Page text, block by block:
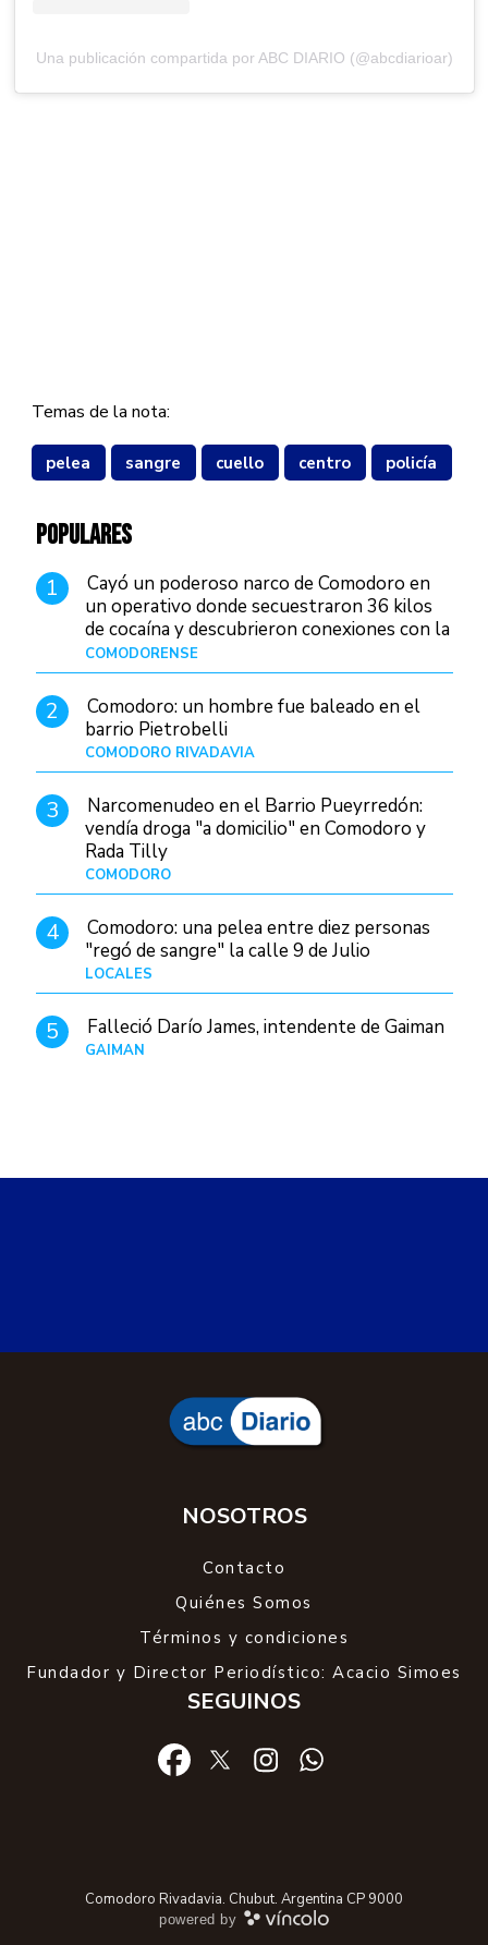
Una publicación compartida por ABC DIARIO (@abcdiarioar)
Temas de la nota:
pelea sangre cuello centro policía
POPULARES
1
Cayó un poderoso narco de Comodoro en
un operativo donde secuestraron 36 kilos
de cocaína y descubrieron conexiones con la
Patagonia
COMODORENSE
2
Comodoro: un hombre fue baleado en el
barrio Pietrobelli
COMODORO RIVADAVIA
3
Narcomenudeo en el Barrio Pueyrredón:
vendía droga "a domicilio" en Comodoro y
Rada Tilly
COMODORO
4
Comodoro: una pelea entre diez personas
"regó de sangre" la calle 9 de Julio
LOCALES
5 Falleció Darío James, intendente de Gaiman
GAIMAN
NOSOTROS
Contacto
Quiénes Somos
Términos y condiciones
Fundador y Director Periodístico: Acacio Simoes
SEGUINOS
Comodoro Rivadavia. Chubut. Argentina CP 9000
powered by